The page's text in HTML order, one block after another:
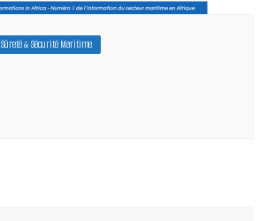
Sûreté & Sécurité Maritime